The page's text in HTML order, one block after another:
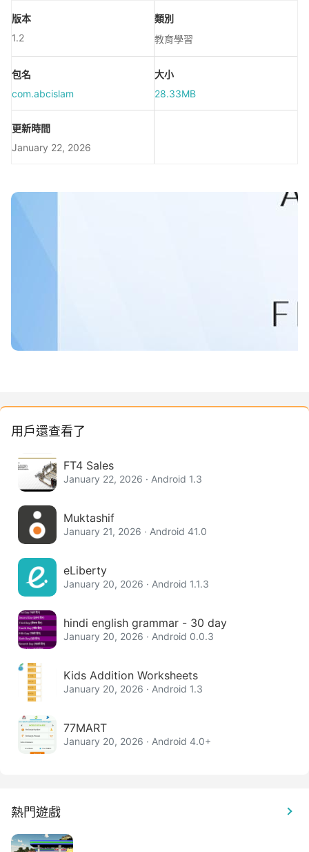
版本
1.2
類別
教育學習
包名
com.abcislam
大小
28.33MB
更新時間
January 22, 2026
用戶還查看了
FT4 Sales
January 22, 2026 · Android 1.3
Muktashif
January 21, 2026 · Android 41.0
eLiberty
January 20, 2026 · Android 1.1.3
hindi english grammar - 30 day
January 20, 2026 · Android 0.0.3
Kids Addition Worksheets
January 20, 2026 · Android 1.3
77MART
January 20, 2026 · Android 4.0+
熱門遊戲